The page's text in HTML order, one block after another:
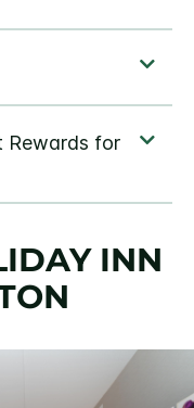
INN